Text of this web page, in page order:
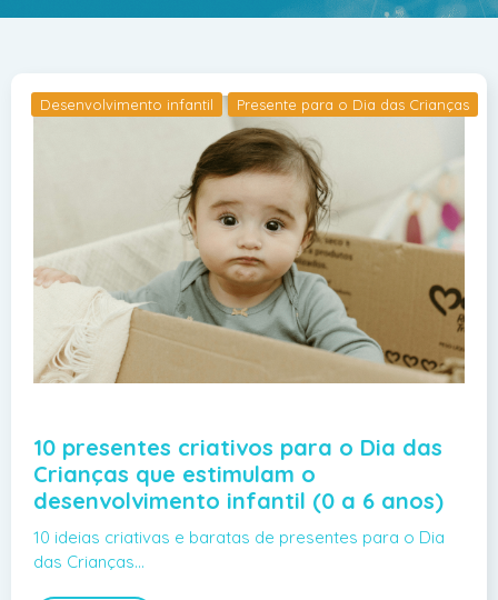
Desenvolvimento infantil Presente para o Dia das Crianças
10 presentes criativos para o Dia das
Crianças que estimulam o
desenvolvimento infantil (0 a 6 anos)
10 ideias criativas e baratas de presentes para o Dia
das Crianças…